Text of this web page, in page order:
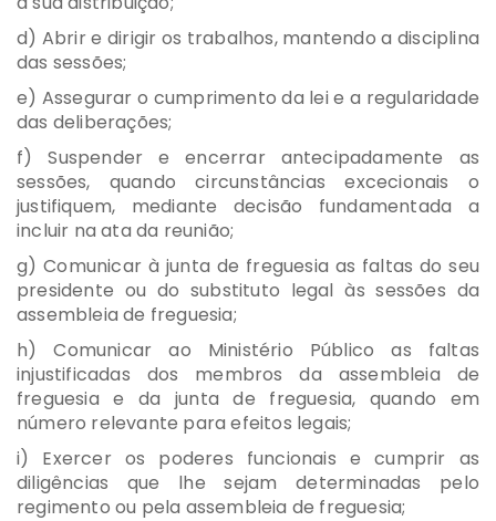
d) Abrir e dirigir os trabalhos, mantendo a disciplina
das sessões;
e) Assegurar o cumprimento da lei e a regularidade
das deliberações;
f) Suspender e encerrar antecipadamente as
sessões, quando circunstâncias excecionais o
justifiquem, mediante decisão fundamentada a
incluir na ata da reunião;
g) Comunicar à junta de freguesia as faltas do seu
presidente ou do substituto legal às sessões da
assembleia de freguesia;
h) Comunicar ao Ministério Público as faltas
injustificadas dos membros da assembleia de
freguesia e da junta de freguesia, quando em
número relevante para efeitos legais;
i) Exercer os poderes funcionais e cumprir as
diligências que lhe sejam determinadas pelo
regimento ou pela assembleia de freguesia;